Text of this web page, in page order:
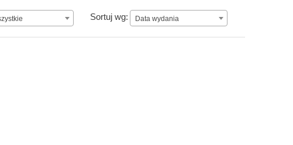
Sortuj wg: Data wydania
Data wydania